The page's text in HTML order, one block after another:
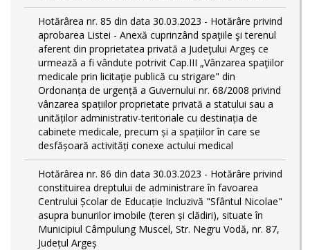
Hotărârea nr. 85 din data 30.03.2023 - Hotărâre privind
aprobarea Listei - Anexă cuprinzând spaţiile şi terenul
aferent din proprietatea privată a Judeţului Argeş ce
urmează a fi vândute potrivit Cap.III „Vânzarea spaţiilor
medicale prin licitaţie publică cu strigare" din
Ordonanța de urgență a Guvernului nr. 68/2008 privind
vânzarea spațiilor proprietate privată a statului sau a
unităților administrativ-teritoriale cu destinația de
cabinete medicale, precum și a spațiilor în care se
desfășoară activități conexe actului medical
Hotărârea nr. 86 din data 30.03.2023 - Hotărâre privind
constituirea dreptului de administrare în favoarea
Centrului Școlar de Educație Incluzivă "Sfântul Nicolae"
asupra bunurilor imobile (teren și clădiri), situate în
Municipiul Câmpulung Muscel, Str. Negru Vodă, nr. 87,
Județul Argeș